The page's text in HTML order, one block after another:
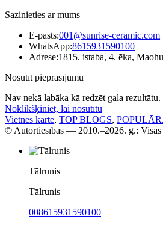
Sazinieties ar mums
E-pasts:001@sunrise-ceramic.com
WhatsApp:8615931590100
Adrese:1815. istaba, 4. ēka,
Nosūtīt pieprasījumu
Nav nekā labāka kā redzēt gala rezultātu.
Noklikšķiniet, lai nosūtītu
Vietnes karte, TOP BLOGS,
© Autortiesības — 2010.–2026. g.: Visas
Tālrunis
Tālrunis
008615931590100